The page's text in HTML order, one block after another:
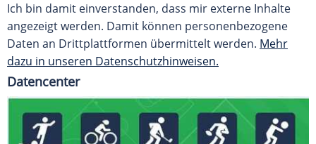
Ich bin damit einverstanden, dass mir externe Inhalte
angezeigt werden. Damit können personenbezogene
Daten an Drittplattformen übermittelt werden. Mehr
dazu in unseren Datenschutzhinweisen.
Datencenter